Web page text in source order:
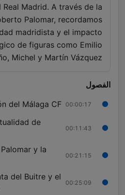
Real Madrid. A través de la
Palomar, recordamos
madridista y el impacto
de figuras como Emilio
Michel y Martín Vázquez.
الفصول
00:00:17
del Málaga CF
00:11:43
de
00:21:15
y la
00:25:09
del Buitre y el